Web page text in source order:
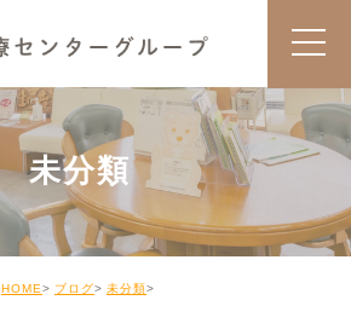
未分類
HOME ブログ 未分類